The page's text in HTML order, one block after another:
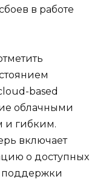
в работе
based
облачными
и гибким.
включает
о доступных
поддержки